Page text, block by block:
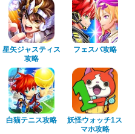
星矢ジャスティス
攻略
フェスバ攻略
白猫テニス攻略
妖怪ウォッチ1ス
マホ攻略